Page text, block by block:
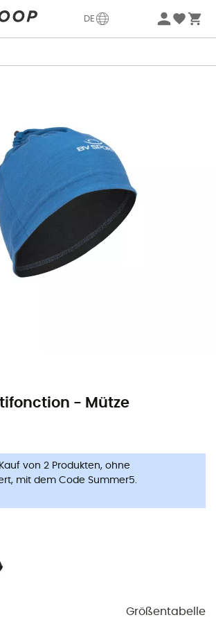
DE
-5% EXTRA ab 2 Produkten* Code
- Mütze
von 2 Produkten, ohne
mit dem Code Summer5.
Größentabelle
BV Sport
Outdoor-Aktivitäten. Ob
Session oder einfach beim Joggen